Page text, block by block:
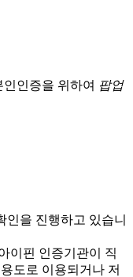
인인증을 위하여 팝업
인을 진행하고 있습니
이핀 인증기관이 직
도로 이용되거나 저